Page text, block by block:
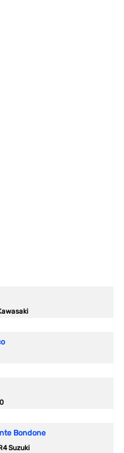
Bondone
Suzuki